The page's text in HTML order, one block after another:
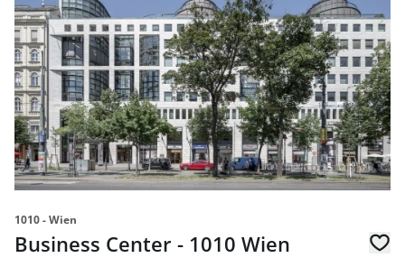
1010 - Wien
Business Center - 1010 Wien